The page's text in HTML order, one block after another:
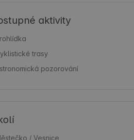
aktivity
trasy
pozorování
/ Vesnice